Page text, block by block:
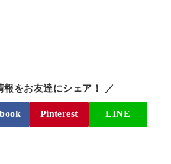
報をお友達にシェア！ ／
Pinterest LINE